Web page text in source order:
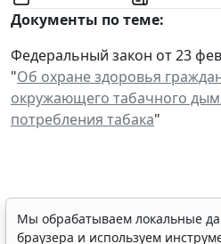
Документы по теме:
Федеральный закон от 23
"Об охране здоровья
окружающего табачного
потребления табака"
Депутаты Госдумы
Мы обрабатываем локальные
браузера и используем